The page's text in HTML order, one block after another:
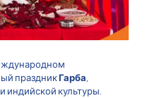
праздникГарба,
индийской культуры.